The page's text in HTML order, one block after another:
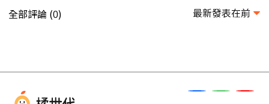
全部評論 (0) 最新發表在前